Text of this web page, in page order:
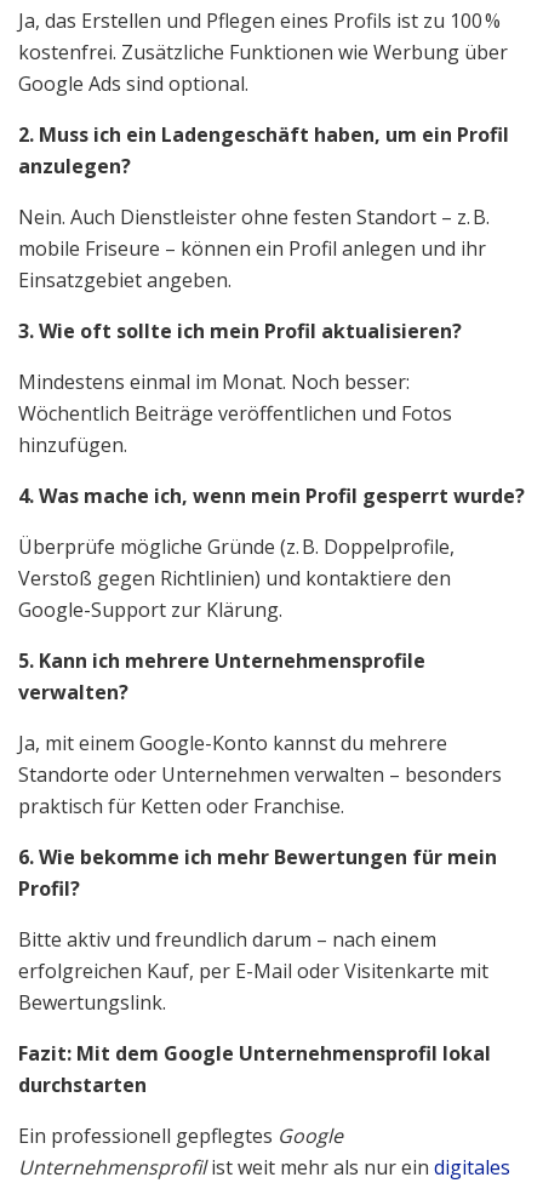
Ja, das Erstellen und Pflegen eines Profils ist zu 100 %
kostenfrei. Zusätzliche Funktionen wie Werbung über
Google Ads sind optional.
2. Muss ich ein Ladengeschäft haben, um ein Profil
anzulegen?
Nein. Auch Dienstleister ohne festen Standort – z. B.
mobile Friseure – können ein Profil anlegen und ihr
Einsatzgebiet angeben.
3. Wie oft sollte ich mein Profil aktualisieren?
Mindestens einmal im Monat. Noch besser:
Wöchentlich Beiträge veröffentlichen und Fotos
hinzufügen.
4. Was mache ich, wenn mein Profil gesperrt wurde?
Überprüfe mögliche Gründe (z. B. Doppelprofile,
Verstoß gegen Richtlinien) und kontaktiere den
Google-Support zur Klärung.
5. Kann ich mehrere Unternehmensprofile
verwalten?
Ja, mit einem Google-Konto kannst du mehrere
Standorte oder Unternehmen verwalten – besonders
praktisch für Ketten oder Franchise.
6. Wie bekomme ich mehr Bewertungen für mein
Profil?
Bitte aktiv und freundlich darum – nach einem
erfolgreichen Kauf, per E-Mail oder Visitenkarte mit
Bewertungslink.
Fazit: Mit dem Google Unternehmensprofil lokal
durchstarten
Ein professionell gepflegtes Google
Unternehmensprofilist weit mehr als nur ein digitales